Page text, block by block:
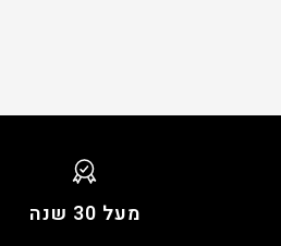
מעל 30 שנה